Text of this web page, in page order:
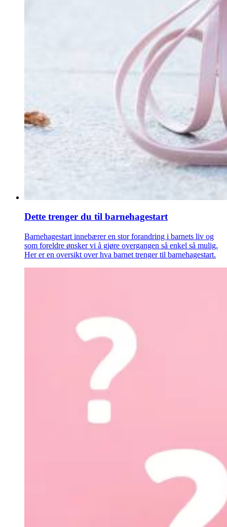
Dette trenger du til barnehagestart
Barnehagestart innebærer en stor forandring i barnets liv og
som foreldre ønsker vi å gjøre overgangen så enkel så mulig.
Her er en oversikt over hva barnet trenger til barnehagestart.